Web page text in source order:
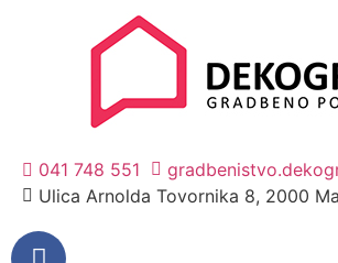
041 748 551
Ulica Arnolda Tovornika 8, 2000